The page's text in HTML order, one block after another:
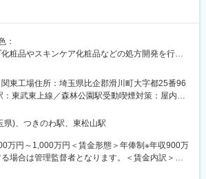
、経営やビジネス面でのコンテンツも多数展開
の定める業務
策にも、販促メンバーと連携しながら携わって
】
の「挑戦したい」を尊重する風土。若手や中途
て活躍しています。
より、「誰とやるか」。部署を越えた連携やキ
人とのつながりを大切にする風土です。
やライフステージを支える制度も充実。長く挑戦
があります。
：
化粧品やスキンケア化粧品などの処方開発を行っ
検討します。年間総試作品件数約9,000件を100名
め、個人では年平均100～200の試作品を開発す
す。開発スピードや商品提案数などは業界トップ
競合他社より出荷率が高いことが特徴です。
から振り分けられるパターンと営業から「○○さ
が得意なので依頼してみよう！」といった形で直
来るパターンの２つあります。また、当社では営
が近く、営業に同行してお客様に製品説明をす
関東工場住所：埼玉県比企郡滑川町大字都25番96
東武東上線／森林公園駅受動喫煙対策：屋内全
：会社の定める事業所
県)、つきのわ駅、東松山駅
万円～1,000万円＜賃金形態＞年俸制※年収900万
場合は管理監督者となります。＜賃金内訳＞年